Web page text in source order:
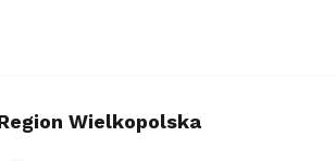
Region Wielkopolska